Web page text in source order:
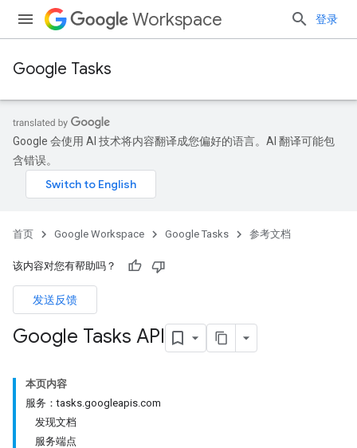
Workspace 登录
Google Tasks
Google 会使用 AI 技术将内容翻译成您偏好的语言。AI 翻译可能包
含错误。
首页 Google Workspace Google Tasks 参考文档
该内容对您有帮助吗？
发送反馈
Google Tasks API
本页内容
服务：tasks.googleapis.com
发现文档
服务端点